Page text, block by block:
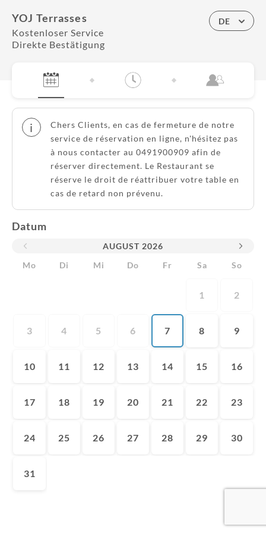
YOJ Terrasses
Kostenloser Service
Direkte Bestätigung
DE
i
Chers Clients, en cas de fermeture de notre
service de réservation en ligne, n'hésitez pas
à nous contacter au 0491900909 afin de
réserver directement. Le Restaurant se
réserve le droit de réattribuer votre table en
cas de retard non prévenu.
Datum
AUGUST 2026
Mo
Di Mi Do Fr Sa So
1 2
3 4 5 6 7 8 9
10 11 12 13 14 15 16
17 18 19 20 21 22 23
24 25 26 27 28 29 30
31